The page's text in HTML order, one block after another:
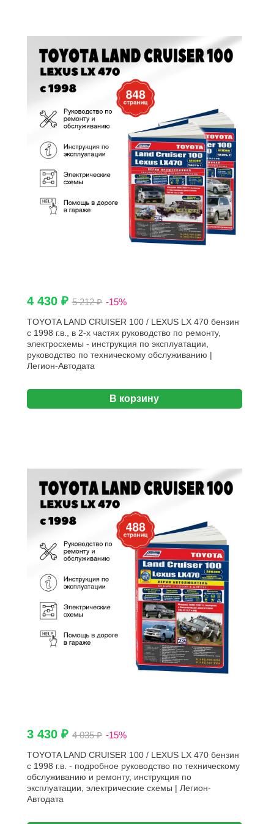
4 430 ₽ 5 212 ₽ -15%
TOYOTA LAND CRUISER 100 / LEXUS LX 470 бензин
с 1998 г.в., в 2-х частях руководство по ремонту,
электросхемы - инструкция по эксплуатации,
руководство по техническому обслуживанию |
Легион-Aвтодата
В корзину
3 430 ₽ 4 035 ₽ -15%
TOYOTA LAND CRUISER 100 / LEXUS LX 470 бензин
с 1998 г.в. - подробное руководство по техническому
обслуживанию и ремонту, инструкция по
эксплуатации, электрические схемы | Легион-
Aвтодата